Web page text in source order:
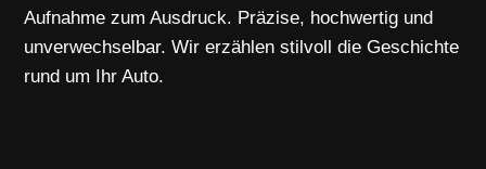
Aufnahme zum Ausdruck. Präzise, hochwertig und
unverwechselbar. Wir erzählen stilvoll die Geschichte
rund um Ihr Auto.